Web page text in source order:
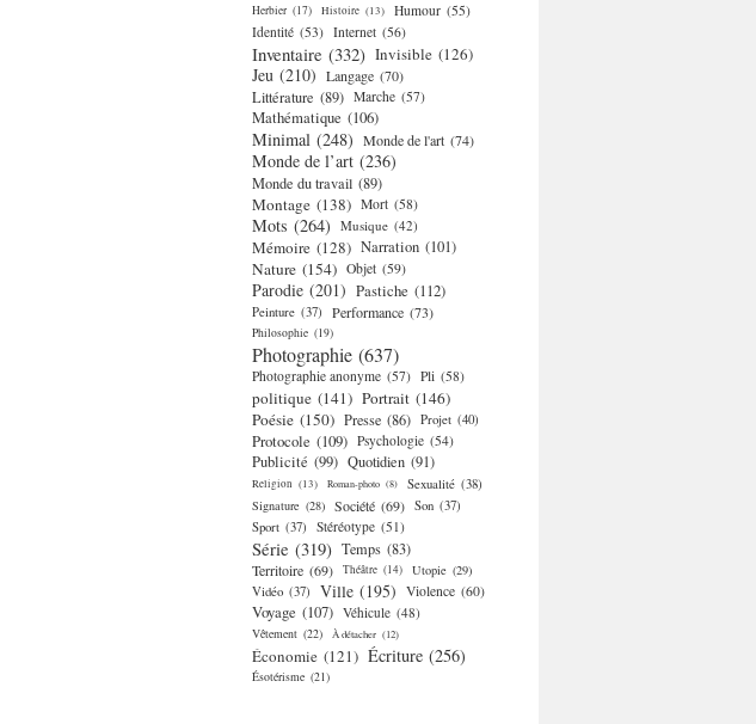
Herbier (17) Histoire (13) Humour (55)
Identité (53) Internet (56)
Inventaire (332) Invisible (126)
Jeu (210) Langage (70)
Littérature (89) Marche (57)
Mathématique (106)
Minimal (248) Monde de l'art (74)
Monde de l’art (236)
Monde du travail (89)
Montage (138) Mort (58)
Mots (264) Musique (42)
Mémoire (128) Narration (101)
Nature (154) Objet (59)
Parodie (201) Pastiche (112)
Peinture (37) Performance (73)
Philosophie (19)
Photographie (637)
Photographie anonyme (57) Pli (58)
politique (141) Portrait (146)
Poésie (150) Presse (86) Projet (40)
Protocole (109) Psychologie (54)
Publicité (99) Quotidien (91)
Religion (13) Roman-photo (8) Sexualité (38)
Signature (28) Société (69) Son (37)
Sport (37) Stéréotype (51)
Série (319) Temps (83)
Territoire (69) Théâtre (14) Utopie (29)
Vidéo (37) Ville (195) Violence (60)
Voyage (107) Véhicule (48)
Vêtement (22) À détacher (12)
Économie (121) Écriture (256)
Ésotérisme (21)